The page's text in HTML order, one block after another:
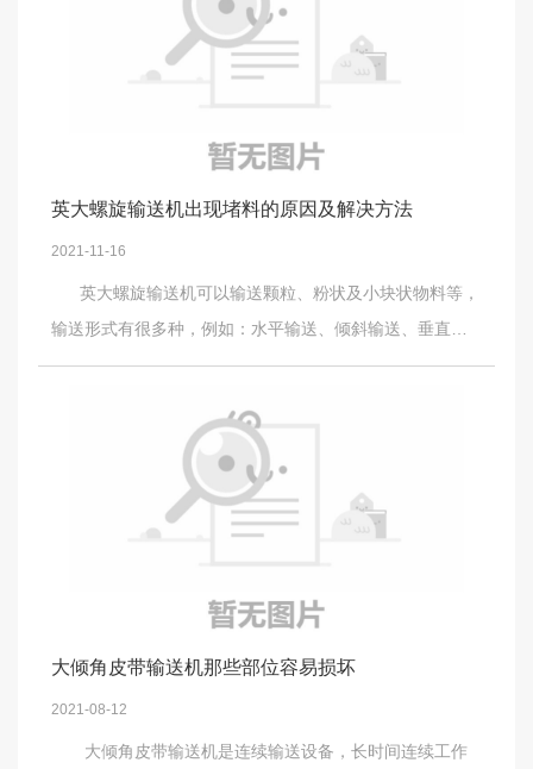
代品，因此，在精细铸造以及大型的铸钢材料以及涂料的
生产中宝珠砂是不可少的一种物料，不过该物料在生产过
程中其温度可达到200度左右，因此，便需要使用垂直提升
度。另外，与垂直提升机相比，使用其它普通的提升机进
该设备不仅在此生产线上可以发挥较好的优势，在其它众
多生产线上也可以发挥出它独特的优势，如有想了解的朋
友，可以进入英大重工的官网进行咨询。
英大螺旋输送机出现堵料的原因及解决方法
2021-11-16
英大螺旋输送机可以输送颗粒、粉状及小块状物料等，
输送形式有很多种，例如：水平输送、倾斜输送、垂直输
送等，输送距离可以从两米到七十米不等，输送过程中如
较常见的一种。为何会出现堵料？出现堵料又该如何解决
呢？ 较容易产生堵料故障的原因是操作人员未按照操作
规范严格操作，操作人员启动时要做到无负载，进料要均
匀，空载时必须将输送机停机，不能空载运转，为了确保
子猛加料也易产生堵料，还会加大输送机的磨损，因此在
物料与达到的效果不相匹配，也易使输送机产生堵料问
大倾角皮带输送机那些部位容易损坏
2021-08-12
大倾角皮带输送机是连续输送设备，长时间连续工作